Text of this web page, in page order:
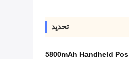
تحديد
5800mAh Handheld Pos